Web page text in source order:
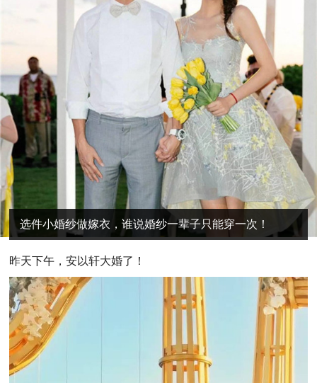
选件小婚纱做嫁衣，谁说婚纱一辈子只能穿一次！
昨天下午，安以轩大婚了！